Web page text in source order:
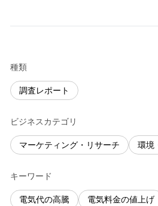
種類
調査レポート
ビジネスカテゴリ
マーケティング・リサーチ 環境
キーワード
電気代の高騰 電気料金の値上げ